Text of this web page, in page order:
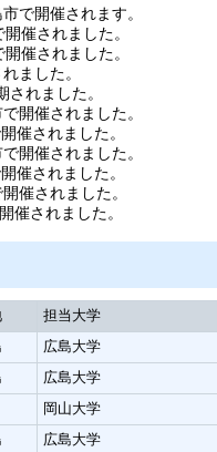
で開催されます。
催されました。
催されました。
ました。
れました。
開催されました。
催されました。
開催されました。
催されました。
催されました。
催されました。
担当大学
広島大学
広島大学
岡山大学
広島大学